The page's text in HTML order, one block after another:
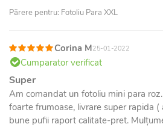
Părere pentru: Fotoliu Para XXL
Corina M25-01-2022
Cumparator verificat
Super
Am comandat un fotoliu mini para
foarte frumoase, livrare super rapida (
bune pufii raport calitate-pret.